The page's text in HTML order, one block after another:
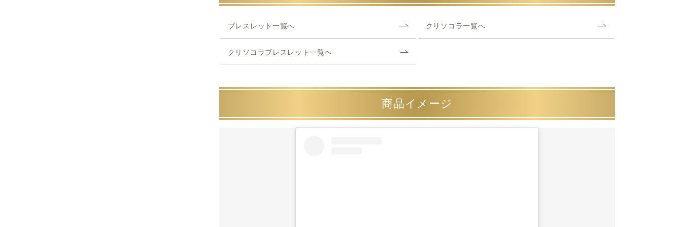
ブレスレット一覧へ クリソコラ一覧へ
クリソコラブレスレット一覧へ
商品イメージ